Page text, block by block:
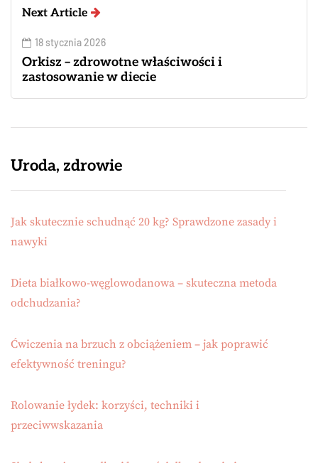
Next Article
18 stycznia 2026
Orkisz – zdrowotne właściwości i
zastosowanie w diecie
Uroda, zdrowie
Jak skutecznie schudnąć 20 kg? Sprawdzone zasady i
nawyki
Dieta białkowo-węglowodanowa – skuteczna metoda
odchudzania?
Ćwiczenia na brzuch z obciążeniem – jak poprawić
efektywność treningu?
Rolowanie łydek: korzyści, techniki i
przeciwwskazania